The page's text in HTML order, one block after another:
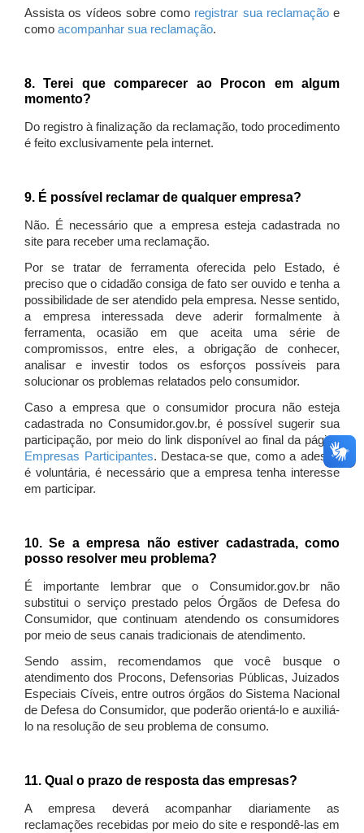
Assista os vídeos sobre como registrar sua reclamaçãoe
como acompanhar sua reclamação.
8. Terei que comparecer ao Procon em algum
momento?
Do registro à finalização da reclamação, todo procedimento
é feito exclusivamente pela internet.
9. É possível reclamar de qualquer empresa?
Não. É necessário que a empresa esteja cadastrada no
site para receber uma reclamação.
Por se tratar de ferramenta oferecida pelo Estado, é
preciso que o cidadão consiga de fato ser ouvido e tenha a
possibilidade de ser atendido pela empresa. Nesse sentido,
a empresa interessada deve aderir formalmente à
ferramenta, ocasião em que aceita uma série de
compromissos, entre eles, a obrigação de conhecer,
analisar e investir todos os esforços possíveis para
solucionar os problemas relatados pelo consumidor.
Caso a empresa que o consumidor procura não esteja
cadastrada no Consumidor.gov.br, é possível sugerir sua
participação, por meio do link disponível ao final da página
Empresas Participantes. Destaca-se que, como a adesão
é voluntária, é necessário que a empresa tenha interesse
em participar.
10. Se a empresa não estiver cadastrada, como
posso resolver meu problema?
É importante lembrar que o Consumidor.gov.br não
substitui o serviço prestado pelos Órgãos de Defesa do
Consumidor, que continuam atendendo os consumidores
por meio de seus canais tradicionais de atendimento.
Sendo assim, recomendamos que você busque o
atendimento dos Procons, Defensorias Públicas, Juizados
Especiais Cíveis, entre outros órgãos do Sistema Nacional
de Defesa do Consumidor, que poderão orientá-lo e auxiliá-
lo na resolução de seu problema de consumo.
11. Qual o prazo de resposta das empresas?
A empresa deverá acompanhar diariamente as
reclamações recebidas por meio do site e respondê-las em